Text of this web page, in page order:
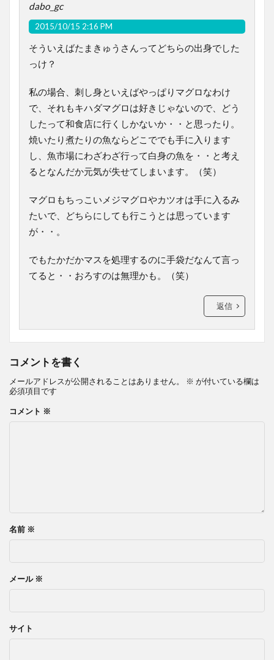
dabo_gc
2015/10/15 2:16 PM
そういえばたまきゅうさんってどちらの出身でした
っけ？
私の場合、刺し身といえばやっぱりマグロなわけ
で、それもキハダマグロは好きじゃないので、どう
したって和食店に行くしかないか・・と思ったり。
焼いたり煮たりの魚ならどこででも手に入ります
し、魚市場にわざわざ行って白身の魚を・・と考え
るとなんだか元気が失せてしまいます。（笑）
マグロもちっこいメジマグロやカツオは手に入るみ
たいで、どちらにしても行こうとは思っています
が・・。
でもたかだかマスを処理するのに手袋だなんて言っ
てると・・おろすのは無理かも。（笑）
返信
コメントを書く
メールアドレスが公開されることはありません。 ※ が付いている欄は
必須項目です
コメント ※
名前 ※
メール ※
サイト